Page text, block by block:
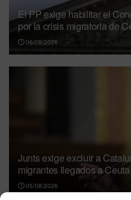
El PP exige habilitar el
por la crisis migratoria de
06/08/2026
Junts exige excluir a
migrantes llegados a Ceuta
05/08/2026